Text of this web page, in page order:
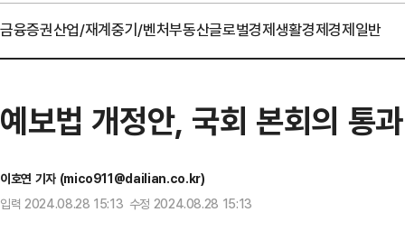
금융증권산업/재계중기/벤처부동산글로벌경제생활경제경제일반
예보법 개정안, 국회 본회의 통
이호연 기자 (mico911@dailian.co.kr)
입력 2024.08.28 15:13 수정 2024.08.28 15:13